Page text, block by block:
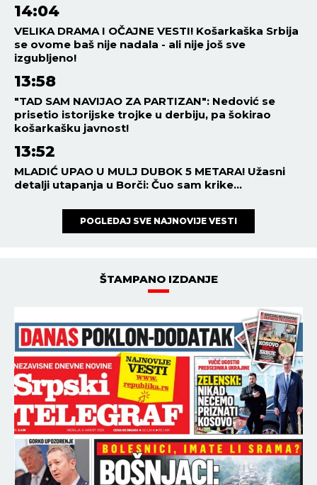
14:04
VELIKA DRAMA I OČAJNE VESTI! Košarkaška Srbija
se ovome baš nije nadala - ali nije još sve
izgubljeno!
13:58
"TAD SAM NAVIJAO ZA PARTIZAN": Nedović se
prisetio istorijske trojke u derbiju, pa šokirao
košarkašku javnost!
13:52
MLADIĆ UPAO U MULJ DUBOK 5 METARA! Užasni
detalji utapanja u Borči: Čuo sam krike...
POGLEDAJ SVE NAJNOVIJE VESTI
ŠTAMPANO IZDANJE